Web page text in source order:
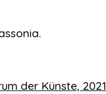
der Künste, 2021